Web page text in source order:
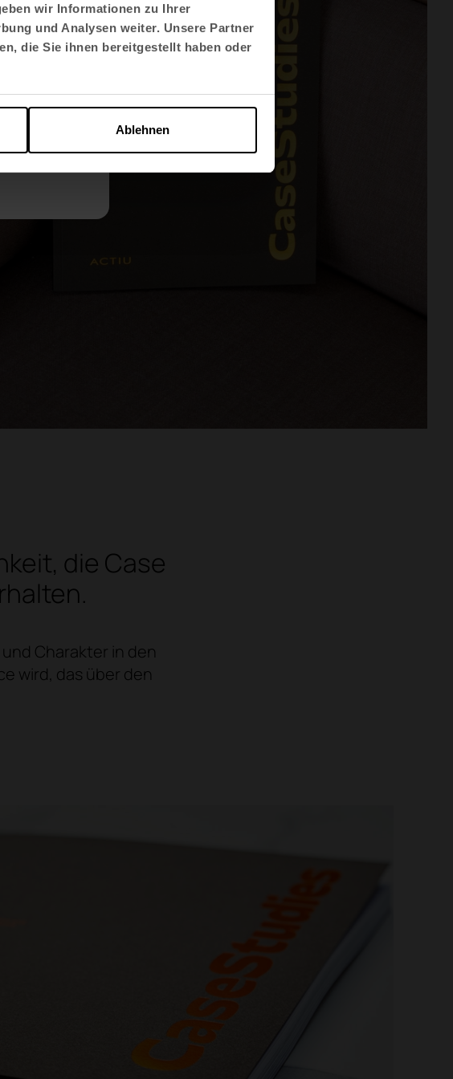
wir Informationen zu Ihrer
und Analysen weiter. Unsere Partner
die Sie ihnen bereitgestellt haben oder
Ablehnen
die Case
Charakter in den
wird, das über den